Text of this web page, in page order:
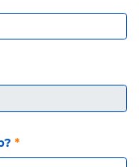
*